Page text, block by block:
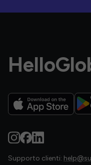
Supporto clienti: